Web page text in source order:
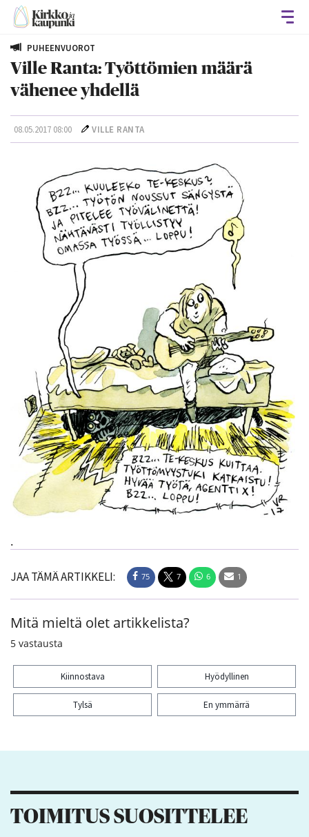
PUHEENVUOROT
Ville Ranta: Työttömien määrä
vähenee yhdellä
08.05.2017 08:00 VILLE RANTA
.
JAA TÄMÄ ARTIKKELI: 75 7 6 1
Mitä mieltä olet artikkelista?
5 vastausta
Kiinnostava Hyödyllinen
Tylsä En ymmärrä
TOIMITUS SUOSITTELEE